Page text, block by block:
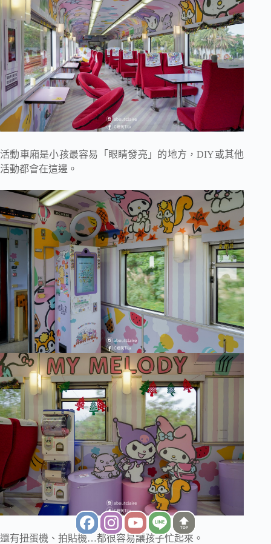
活動車廂是小孩最容易「眼睛發亮」的地方，DIY或其他
活動都會在這邊。
還有扭蛋機、拍貼機…都很容易讓孩子忙起來。
TOP